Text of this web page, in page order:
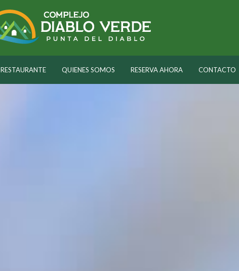
RESTAURANTE QUIENES SOMOS RESERVA AHORA CONTACTO